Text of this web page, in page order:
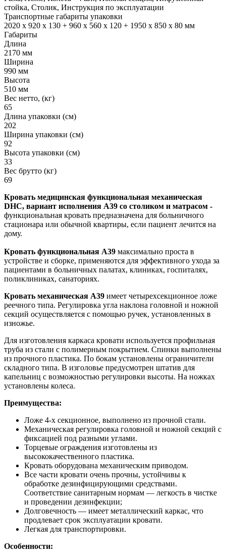
стойка, Столик, Инструкция по эксплуатации
Транспортные габариты упаковки
2020 х 920 х 130 + 960 х 560 х 120 + 1950 х 850 х 80 мм
Габариты
Длина
2170 мм
Ширина
990 мм
Высота
510 мм
Вес нетто, (кг)
65
Длина упаковки (см)
202
Ширина упаковки (см)
92
Высота упаковки (см)
33
Вес брутто (кг)
69
Кровать медицинская функциональная механическая
DHC, вариант исполнения А39 со столиком и матрасом -
функциональная кровать предназначена для больничного
стационара или обычной квартиры, если пациент лечится на
дому.
Кровать функциональная А39 максимально проста в
устройстве и сборке, применяются для эффективного ухода за
пациентами в больничных палатах, клиниках, госпиталях,
поликлиниках, санаториях.
Кровать механическая А39 имеет четырехсекционное ложе
реечного типа. Регулировка угла наклона головной и ножной
секций осуществляется с помощью ручек, установленных в
изножье.
Для изготовления каркаса кровати используется профильная
труба из стали с полимерным покрытием. Спинки выполнены
из прочного пластика. По бокам установлены ограничители
складного типа. В изголовье предусмотрен штатив для
капельниц с возможностью регулировки высоты. На ножках
установлены колеса.
Преимущества:
Ложе 4-х секционное, выполнено из прочной стали.
Механическая регулировка головной и ножной секций с
фиксацией под разными углами.
Торцевые ограждения изготовлены из
высококачественного пластика.
Кровать оборудована механическим приводом.
Все части кровати очень прочны, устойчивы к
обработке дезинфицирующими средствами.
Соответствие санитарным нормам — легкость в чистке
и проведении дезинфекции;
Долговечность — имеет металлический каркас, что
продлевает срок эксплуатации кровати.
Легкая для транспортировки.
Особенности: